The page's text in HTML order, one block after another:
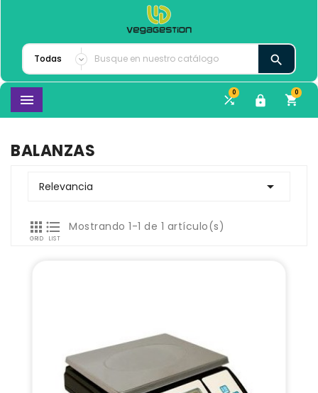

 0



0
BALANZAS
Relevancia 

GRID

LIST
Mostrando 1-1 de 1 artículo(s)